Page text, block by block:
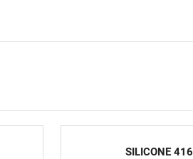
SILICONE 416